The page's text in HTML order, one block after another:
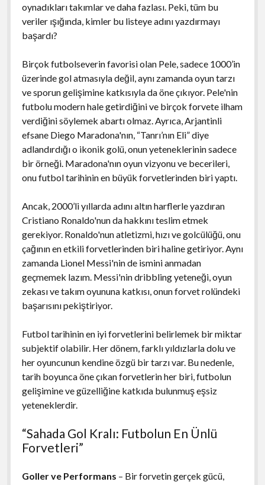
oynadıkları takımlar ve daha fazlası. Peki, tüm bu
veriler ışığında, kimler bu listeye adını yazdırmayı
başardı?
Birçok futbolseverin favorisi olan Pele, sadece 1000’in
üzerinde gol atmasıyla değil, aynı zamanda oyun tarzı
ve sporun gelişimine katkısıyla da öne çıkıyor. Pele'nin
futbolu modern hale getirdiğini ve birçok forvete ilham
verdiğini söylemek abartı olmaz. Ayrıca, Arjantinli
efsane Diego Maradona'nın, “Tanrı’nın Eli” diye
adlandırdığı o ikonik golü, onun yeteneklerinin sadece
bir örneği. Maradona'nın oyun vizyonu ve becerileri,
onu futbol tarihinin en büyük forvetlerinden biri yaptı.
Ancak, 2000’li yıllarda adını altın harflerle yazdıran
Cristiano Ronaldo'nun da hakkını teslim etmek
gerekiyor. Ronaldo'nun atletizmi, hızı ve golcülüğü, onu
çağının en etkili forvetlerinden biri haline getiriyor. Aynı
zamanda Lionel Messi'nin de ismini anmadan
geçmemek lazım. Messi'nin dribbling yeteneği, oyun
zekası ve takım oyununa katkısı, onun forvet rolündeki
başarısını pekiştiriyor.
Futbol tarihinin en iyi forvetlerini belirlemek bir miktar
subjektif olabilir. Her dönem, farklı yıldızlarla dolu ve
her oyuncunun kendine özgü bir tarzı var. Bu nedenle,
tarih boyunca öne çıkan forvetlerin her biri, futbolun
gelişimine ve güzelliğine katkıda bulunmuş eşsiz
yeteneklerdir.
“Sahada Gol Kralı: Futbolun En Ünlü
Forvetleri”
Goller ve Performans – Bir forvetin gerçek gücü,